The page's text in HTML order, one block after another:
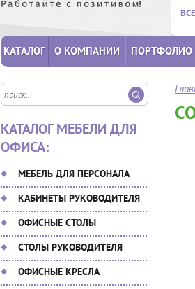
КАТАЛОГ О КОМПАНИИ ПОРТФОЛИО
КАТАЛОГ МЕБЕЛИ ДЛЯ
ОФИСА:
МЕБЕЛЬ ДЛЯ ПЕРСОНАЛА
КАБИНЕТЫ РУКОВОДИТЕЛЯ
ОФИСНЫЕ СТОЛЫ
СТОЛЫ РУКОВОДИТЕЛЯ
ОФИСНЫЕ КРЕСЛА